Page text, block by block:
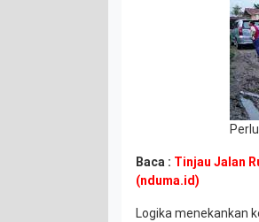
Baca : Tinjau Jalan
(nduma.id)
Logika menekankan